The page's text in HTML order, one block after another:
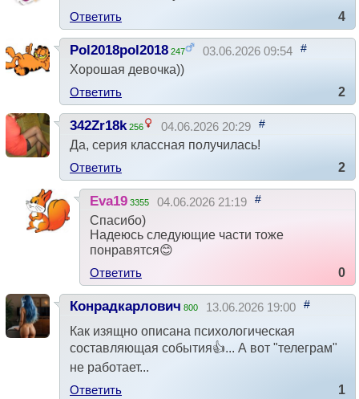
Ответить
4
Pol2018pol2018 247 03.06.2026 09:54 #
Хорошая девочка))
Ответить
2
342Zr18k 256 04.06.2026 20:29 #
Да, серия классная получилась!
Ответить
2
Eva19 3355 04.06.2026 21:19 #
Спасибо)
Надеюсь следующие части тоже
понравятся😊
Ответить
0
Конрадкарлович 800 13.06.2026 19:00 #
Как изящно описана психологическая
составляющая события👍... А вот "телеграм"
не работает...
Ответить
1